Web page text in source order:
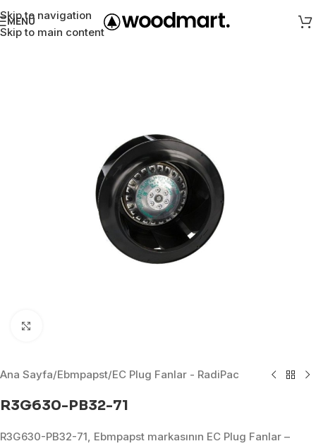
Skip to navigation
Skip to main content
MENÜ
Ana Sayfa/Ebmpapst/EC Plug Fanlar - RadiPac
R3G630-PB32-71
R3G630-PB32-71, Ebmpapst markasının EC Plug Fanlar –